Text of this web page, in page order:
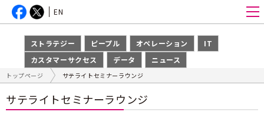
ストラテジー ピープル オペレーション
IT
カスタマーサクセス
データ ニュース
EN
トップページ サテライトセミナーラウンジ
サテライトセミナーラウンジ